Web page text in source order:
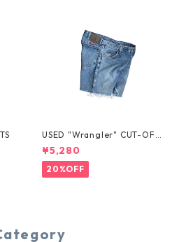
USED "Wrangler" CUT-OFF
DENIM SHORTS
¥5,280
20%OFF